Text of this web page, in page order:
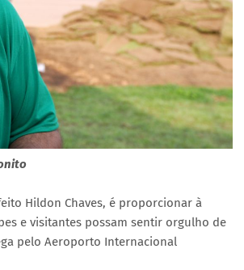
Hildon Chaves, é proporcionar à
e visitantes possam sentir orgulho de
pelo Aeroporto Internacional